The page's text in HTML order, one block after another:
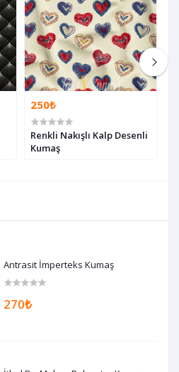
Antrasit İmperteks Kumaş
270₺
250₺
Renkli Nakışlı Kalp Desenli
Kumaş